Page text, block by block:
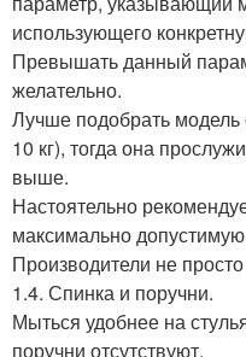
использующего
Превышать данный
желательно.
Лучше подобрать модель
10 кг), тогда она
выше.
Настоятельно
максимально допустимую
Производители не
1.4. Спинка и поручни.
Мыться удобнее на
поручни отсутствуют.